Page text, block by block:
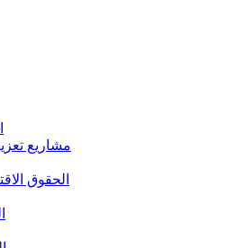
مشاريع
الحقوق